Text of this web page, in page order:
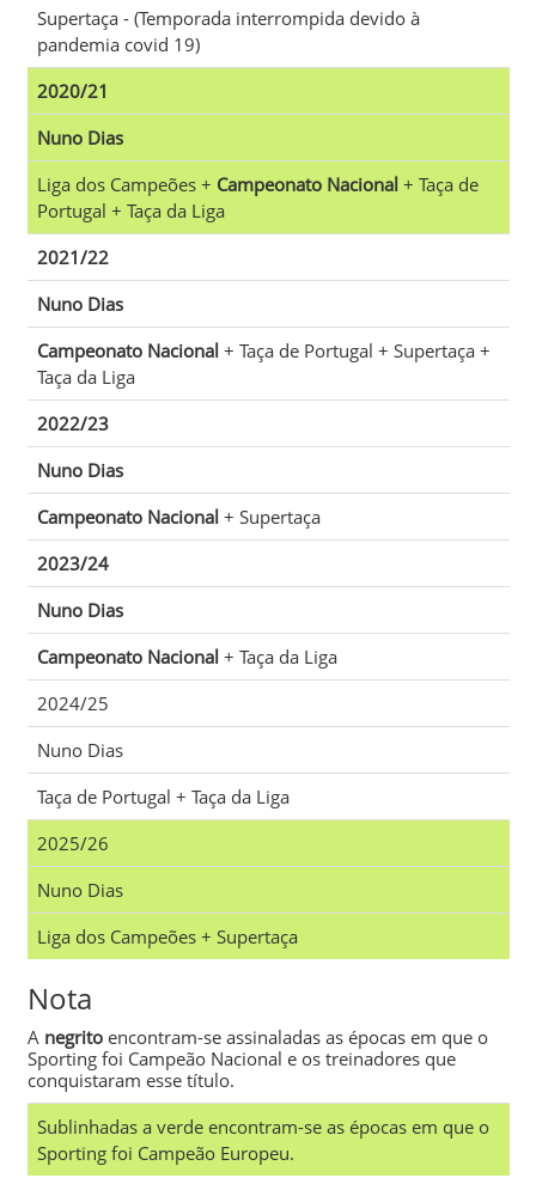
Supertaça - (Temporada interrompida devido à
pandemia covid 19)
2020/21
Nuno Dias
Liga dos Campeões + Campeonato Nacional+ Taça de
Portugal + Taça da Liga
2021/22
Nuno Dias
Campeonato Nacional+ Taça de Portugal + Supertaça +
Taça da Liga
2022/23
Nuno Dias
Campeonato Nacional+ Supertaça
2023/24
Nuno Dias
Campeonato Nacional+ Taça da Liga
2024/25
Nuno Dias
Taça de Portugal + Taça da Liga
2025/26
Nuno Dias
Liga dos Campeões + Supertaça
Nota
A negritoencontram-se assinaladas as épocas em que o
Sporting foi Campeão Nacional e os treinadores que
conquistaram esse título.
Sublinhadas a verde encontram-se as épocas em que o
Sporting foi Campeão Europeu.